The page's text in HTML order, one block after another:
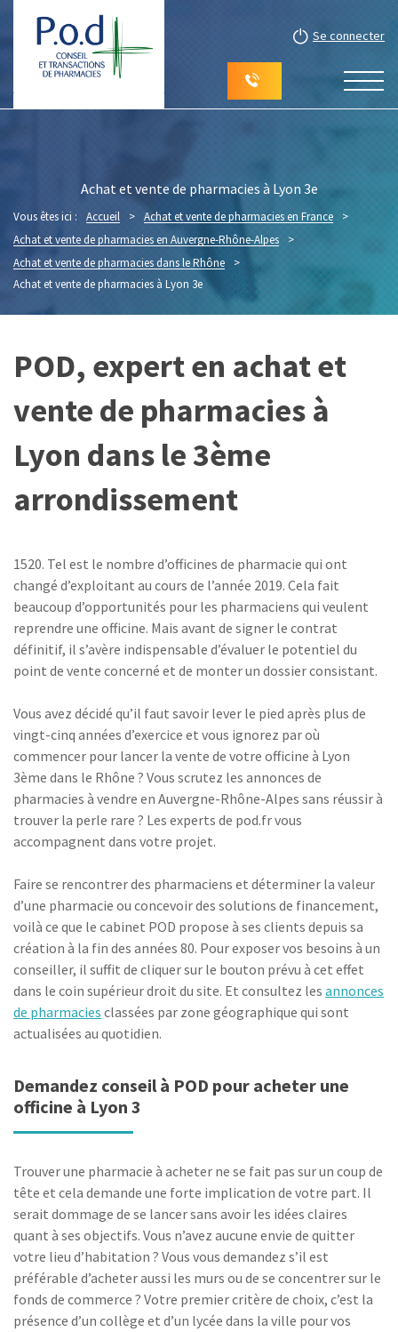
Se connecter
Achat et vente de pharmacies à Lyon 3e
Vous êtes ici : Accueil > Achat et vente de pharmacies en France
>
Achat et vente de pharmacies en Auvergne-Rhône-Alpes >
Achat et vente de pharmacies dans le Rhône
>
Achat et vente de pharmacies à Lyon 3e
POD, expert en achat et
vente de pharmacies à
Lyon dans le 3ème
arrondissement
1520. Tel est le nombre d’officines de pharmacie qui ont
changé d’exploitant au cours de l’année 2019. Cela fait
beaucoup d’opportunités pour les pharmaciens qui veulent
reprendre une officine. Mais avant de signer le contrat
définitif, il s’avère indispensable d’évaluer le potentiel du
point de vente concerné et de monter un dossier consistant.
Vous avez décidé qu’il faut savoir lever le pied après plus de
vingt-cinq années d’exercice et vous ignorez par où
commencer pour lancer la vente de votre officine à Lyon
3ème dans le Rhône ? Vous scrutez les annonces de
pharmacies à vendre en Auvergne-Rhône-Alpes sans réussir à
trouver la perle rare ? Les experts de pod.fr vous
accompagnent dans votre projet.
Faire se rencontrer des pharmaciens et déterminer la valeur
d’une pharmacie ou concevoir des solutions de financement,
voilà ce que le cabinet POD propose à ses clients depuis sa
création à la fin des années 80. Pour exposer vos besoins à un
conseiller, il suffit de cliquer sur le bouton prévu à cet effet
dans le coin supérieur droit du site. Et consultez les annonces
de pharmacies classées par zone géographique qui sont
actualisées au quotidien.
Demandez conseil à POD pour acheter une
officine à Lyon 3
Trouver une pharmacie à acheter ne se fait pas sur un coup de
tête et cela demande une forte implication de votre part. Il
serait dommage de se lancer sans avoir les idées claires
quant à ses objectifs. Vous n’avez aucune envie de quitter
votre lieu d’habitation ? Vous vous demandez s’il est
préférable d’acheter aussi les murs ou de se concentrer sur le
fonds de commerce ? Votre premier critère de choix, c’est la
présence d’un collège et d’un lycée dans la ville pour vos